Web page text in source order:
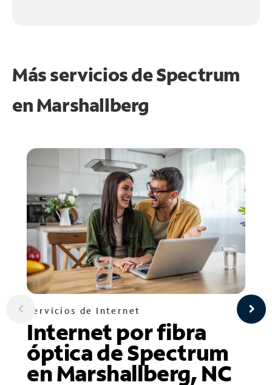
Más servicios de Spectrum
enMarshallberg
Servicios de Internet
Internet por fibra
óptica de Spectrum
en Marshallberg, NC